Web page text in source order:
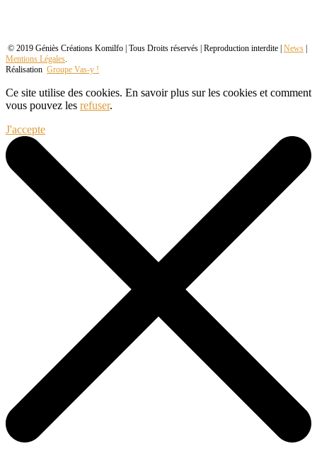
© 2019 Géniès Créations Komilfo | Tous Droits réservés | Reproduction interdite | News
Mentions Légales.
Réalisation Groupe Vas-y !
Ce site utilise des cookies. En savoir plus sur les cookies et comment
vous pouvez les refuser.
J'accepte